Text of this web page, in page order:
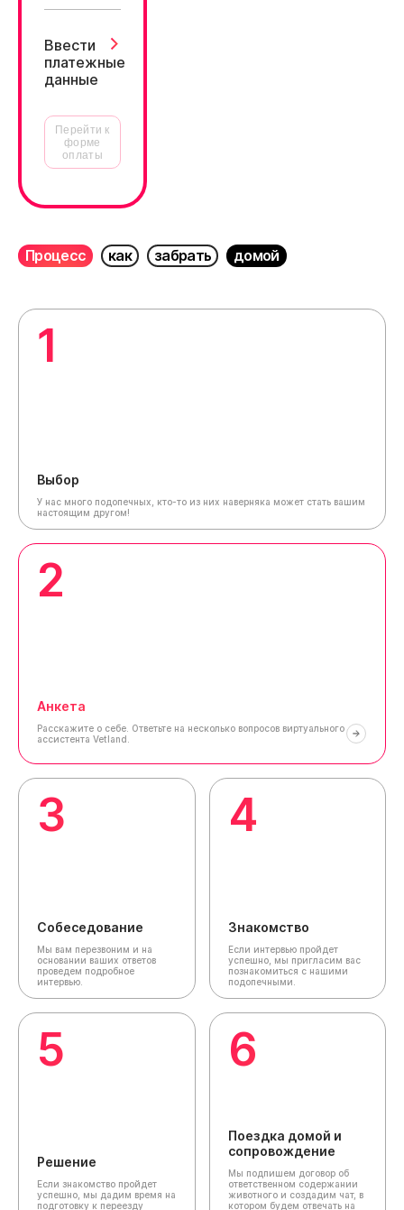
Ввести
платежные
данные
Перейти к
форме
оплаты
Процесс как забрать домой
1
Выбор
У нас много подопечных, кто-то из них наверняка может стать вашим
настоящим другом!
2
Анкета
Расскажите о себе. Ответьте на несколько вопросов виртуального
ассистента Vetland.
3
Собеседование
Мы вам перезвоним и на
основании ваших ответов
проведем подробное
интервью.
4
Знакомство
Если интервью пройдет
успешно, мы пригласим вас
познакомиться с нашими
подопечными.
5
Решение
Если знакомство пройдет
успешно, мы дадим время на
подготовку к переезду
6
Поездка домой и
сопровождение
Мы подпишем договор об
ответственном содержании
животного и создадим чат, в
котором будем отвечать на